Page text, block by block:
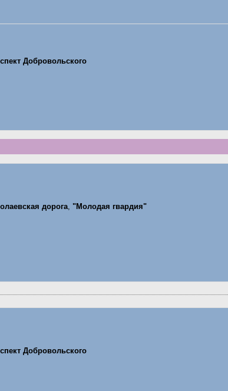
Добровольского
дорога, "Молодая гвардия"
Добровольского